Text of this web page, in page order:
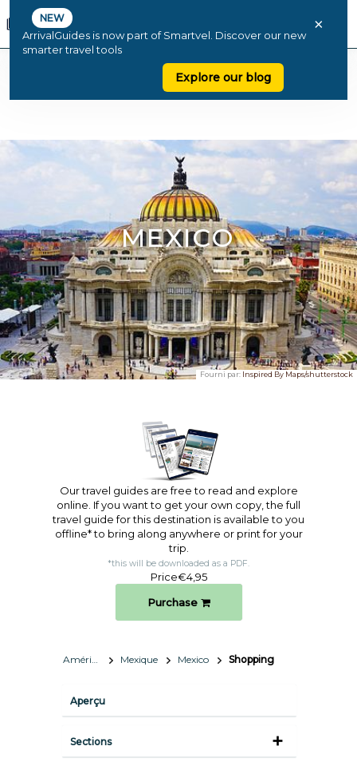
NEW
ArrivalGuides is now part of Smartvel. Discover our new
smarter travel tools
Explore our blog
×
MEXICO
Fourni par: Inspired By Maps/shutterstock
Our travel guides are free to read and explore
online. If you want to get your own copy, the full
travel guide for this destination is available to you
offline* to bring along anywhere or print for your
trip.​
*this will be downloaded as a PDF.
Price€4,95
Purchase
Amérique du Nord Mexique Mexico Shopping
Aperçu
Sections